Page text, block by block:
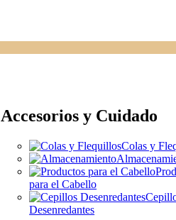
Accesorios y Cuidado
Colas y
para el Cabello
Desenredantes